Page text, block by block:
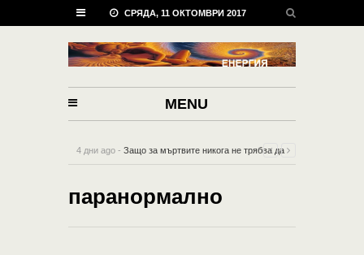
СРЯДА, 11 ОКТОМВРИ 2017
MENU
4 дни ago - Защо за мъртвите никога не трябва да
паранормално